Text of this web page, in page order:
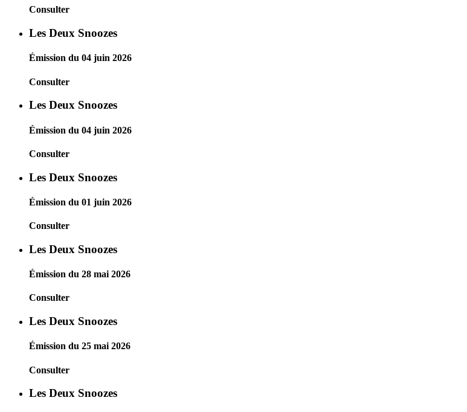
Consulter
Les Deux Snoozes
Émission du 04 juin 2026
Consulter
Les Deux Snoozes
Émission du 04 juin 2026
Consulter
Les Deux Snoozes
Émission du 01 juin 2026
Consulter
Les Deux Snoozes
Émission du 28 mai 2026
Consulter
Les Deux Snoozes
Émission du 25 mai 2026
Consulter
Les Deux Snoozes